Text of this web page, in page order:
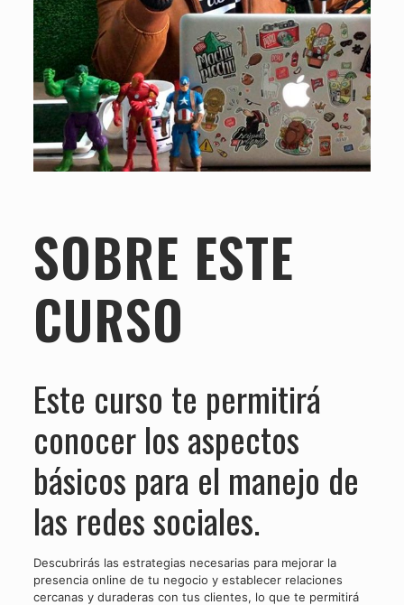
SOBRE ESTE
CURSO
Este curso te permitirá
conocer los aspectos
básicos para el manejo de
las redes sociales.
Descubrirás las estrategias necesarias para mejorar la
presencia online de tu negocio y establecer relaciones
cercanas y duraderas con tus clientes, lo que te permitirá